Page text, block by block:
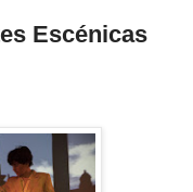
Escénicas